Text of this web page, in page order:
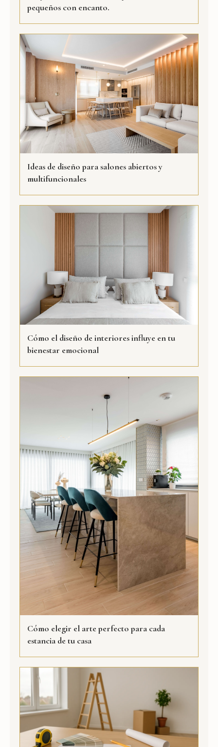
pequeños con encanto.
Ideas de diseño para salones abiertos y
multifuncionales
Cómo el diseño de interiores influye en tu
bienestar emocional
Cómo elegir el arte perfecto para cada
estancia de tu casa